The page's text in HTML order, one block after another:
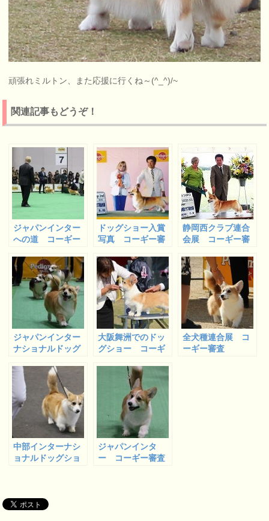
頑張れミルトン、また応援に行くね～(^_^)/~
関連記事もどうぞ！
ジャパンインター
への道 コーギー
ドッグショー入賞
写真 コーギー審
静岡西クラブ連合
会展 コーギー審
ジャパンインター
ナショナルドッグ
審査
大阪舞洲でのドッ
グショー コーギ
全犬種連合展 コ
ーギー審査
中部インターナシ
ョナルドッグショ
ジャパンインタ
ー コーギー審査